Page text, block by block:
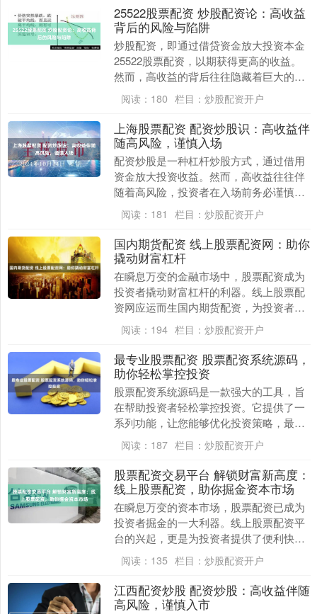
25522股票配资 炒股配资论：高收益
背后的风险与陷阱
炒股配资，即通过借贷资金放大投资本金
25522股票配资，以期获得更高的收益。
然而，高收益的背后往往隐藏着巨大的风
险与陷阱。 选择正规的配资公司非常重
要，因为这涉....
阅读： 180 栏目： 炒股配资开户
上海股票配资 配资炒股识：高收益伴
随高风险，谨慎入场
配资炒股是一种杠杆炒股方式，通过借用
资金放大投资收益。然而，高收益往往伴
随着高风险，投资者在入场前务必谨慎考
虑。 3. 配资额度：根据自己的需求，选择
能够满足资....
阅读： 181 栏目： 炒股配资开户
国内期货配资 线上股票配资网：助你
撬动财富杠杆
在瞬息万变的金融市场中，股票配资成为
投资者撬动财富杠杆的利器。线上股票配
资网应运而生国内期货配资，为投资者提
供便捷、高效的配资服务。 配资公司向投
资者提供资金杠....
阅读： 194 栏目： 炒股配资开户
最专业股票配资 股票配资系统源码，
助你轻松掌控投资
股票配资系统源码是一款强大的工具，旨
在帮助投资者轻松掌控投资。它提供了一
系列功能，让您能够优化投资策略，最大
化收益。 * **放大资金：**配资可以放大交
易资金....
阅读： 187 栏目： 炒股配资开户
股票配资交易平台 解锁财富新高度：
线上股票配资，助你掘金资本市场
在瞬息万变的资本市场，股票配资已成为
投资者掘金的一大利器。线上股票配资平
台的兴起，更是为投资者提供了便利快捷
的配资渠道。 在线配资炒股开户流程非常
简单，只需提供....
阅读： 135 栏目： 炒股配资开户
江西配资炒股 配资炒股：高收益伴随
高风险，谨慎入市